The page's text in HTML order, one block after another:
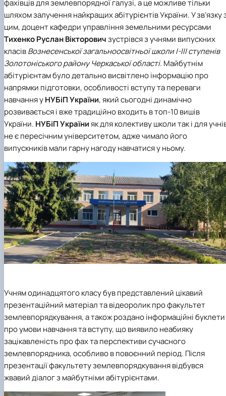
фахівців для землевпорядної галузі, а це можливе тільки
шляхом залучення найкращих абітурієнтів України. У зв’язку
цим, доцент кафедри управління земельними ресурсами
Тихенко Руслан Вікторовичзустрівся з учнями випускних
класівВознесенської загальноосвітньої школи І-ІІІ ступенів
Золотоніського району Черкаської області. Майбутнім
абітурієнтам було детально висвітлено інформацію про
напрямки підготовки, особливості вступу та переваги
навчання уНУБіП України, який сьогодні динамічно
розвивається і вже традиційно входить в топ-10 вишів
України. НУБіП Українияк для колективу школи так і для
не є пересічним університетом, адже чимало його
випускників мали гарну нагоду навчатися у ньому.
Учням одинадцятого класу був представлений цікавий
презентаційний матеріал та відеоролик про факультет
землевпорядкування, а також роздано інформаційні буклети
про умови навчання та вступу, що виявило неабияку
зацікавленість про фах та перспективи сучасного
землевпорядника, особливо в повоєнний період. Після
презентації факультету землевпорядкування відбувся
жвавий діалог з майбутніми абітурієнтами.